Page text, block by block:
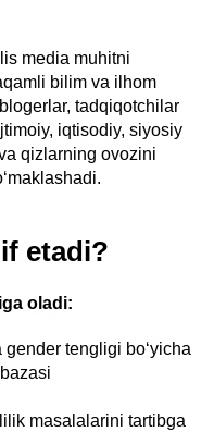
media muhitni
bilim va ilhom
tadqiqotchilar
iqtisodiy, siyosiy
qizlarning ovozini
etadi?
oladi:
tengligi bo‘yicha
masalalarini tartibga